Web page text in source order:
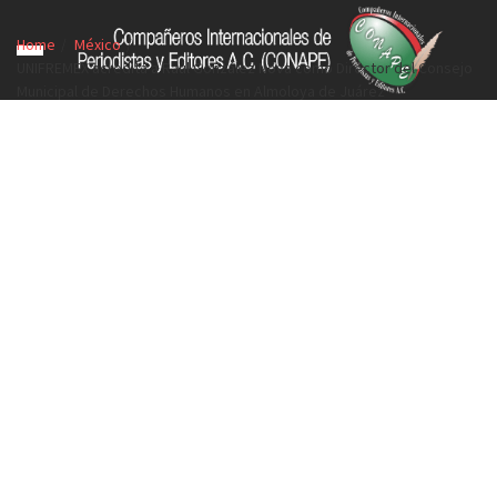
Home
México
UNIFREMEX acredita a Raúl González Nova como Director del Consejo
Municipal de Derechos Humanos en Almoloya de Juárez